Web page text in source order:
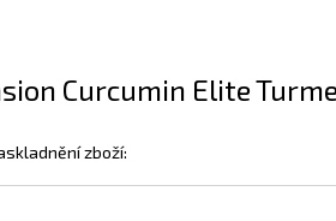
Curcumin Elite
zboží: